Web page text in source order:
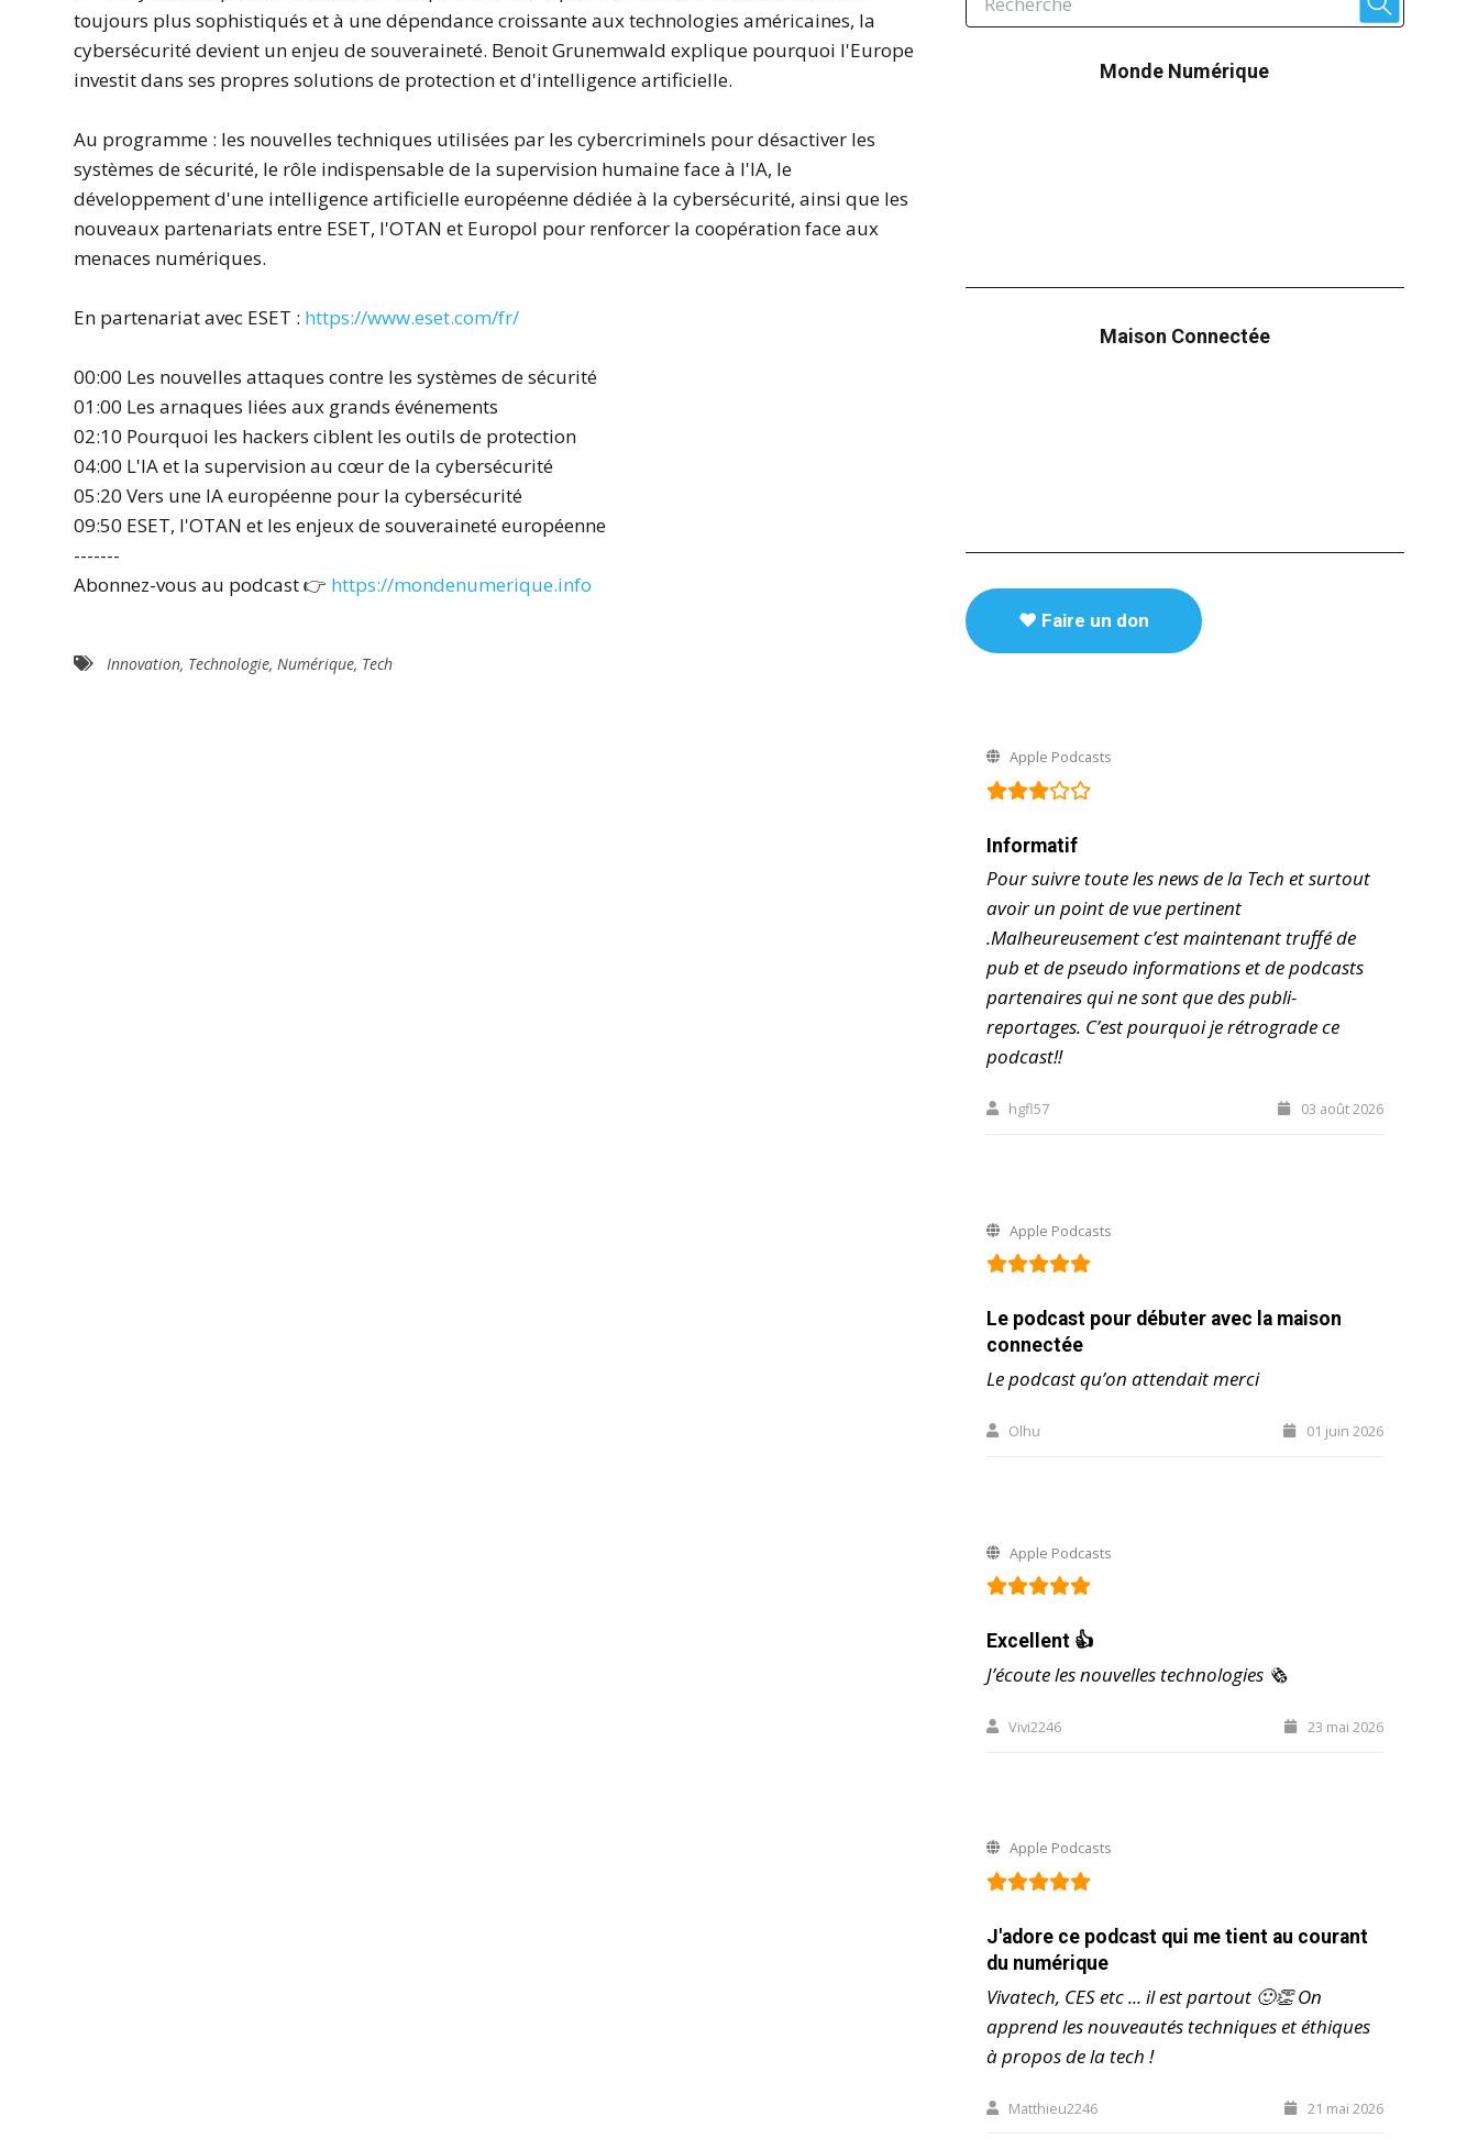
toujours plus sophistiqués et à une dépendance croissante aux technologies américaines, la
cybersécurité devient un enjeu de souveraineté. Benoit Grunemwald explique pourquoi l'Europe
investit dans ses propres solutions de protection et d'intelligence artificielle.
Au programme : les nouvelles techniques utilisées par les cybercriminels pour désactiver les
systèmes de sécurité, le rôle indispensable de la supervision humaine face à l'IA, le
développement d'une intelligence artificielle européenne dédiée à la cybersécurité, ainsi que les
nouveaux partenariats entre ESET, l'OTAN et Europol pour renforcer la coopération face aux
menaces numériques.
En partenariat avec ESET : https://www.eset.com/fr/
00:00 Les nouvelles attaques contre les systèmes de sécurité
01:00 Les arnaques liées aux grands événements
02:10 Pourquoi les hackers ciblent les outils de protection
04:00 L'IA et la supervision au cœur de la cybersécurité
05:20 Vers une IA européenne pour la cybersécurité
09:50 ESET, l'OTAN et les enjeux de souveraineté européenne
-------
Abonnez-vous au podcast 👉 https://mondenumerique.info
Innovation, Technologie, Numérique, Tech
Monde Numérique
Maison Connectée
♥️ Faire un don
Apple Podcasts
Informatif
Pour suivre toute les news de la Tech et surtout
avoir un point de vue pertinent
.Malheureusement c’est maintenant truffé de
pub et de pseudo informations et de podcasts
partenaires qui ne sont que des publi-
reportages. C’est pourquoi je rétrograde ce
podcast!!
hgfl57 03 août 2026
Apple Podcasts
Le podcast pour débuter avec la maison
connectée
Le podcast qu’on attendait merci
Olhu 01 juin 2026
Apple Podcasts
Excellent 👍
J’écoute les nouvelles technologies 🗞️
Vivi2246 23 mai 2026
Apple Podcasts
J'adore ce podcast qui me tient au courant
du numérique
Vivatech, CES etc ... il est partout 🙂👏 On
apprend les nouveautés techniques et éthiques
à propos de la tech !
Matthieu2246 21 mai 2026